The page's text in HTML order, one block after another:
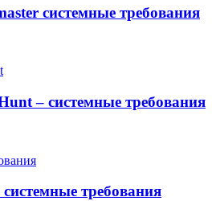
системные требования
– системные требования
требования